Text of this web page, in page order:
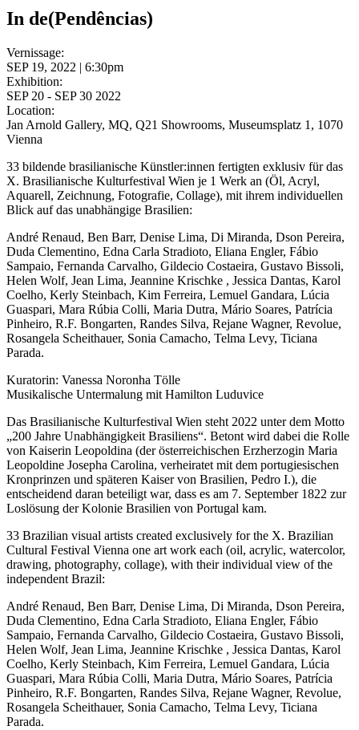
In de(Pendências)
Vernissage:
SEP 19, 2022 | 6:30pm
Exhibition:
SEP 20 - SEP 30 2022
Location:
Jan Arnold Gallery, MQ, Q21 Showrooms, Museumsplatz 1, 1070
Vienna
33 bildende brasilianische Künstler:innen fertigten exklusiv für das
X. Brasilianische Kulturfestival Wien je 1 Werk an (Öl, Acryl,
Aquarell, Zeichnung, Fotografie, Collage), mit ihrem individuellen
Blick auf das unabhängige Brasilien:
André Renaud, Ben Barr, Denise Lima, Di Miranda, Dson Pereira,
Duda Clementino, Edna Carla Stradioto, Eliana Engler, Fábio
Sampaio, Fernanda Carvalho, Gildecio Costaeira, Gustavo Bissoli,
Helen Wolf, Jean Lima, Jeannine Krischke , Jessica Dantas, Karol
Coelho, Kerly Steinbach, Kim Ferreira, Lemuel Gandara, Lúcia
Guaspari, Mara Rúbia Colli, Maria Dutra, Mário Soares, Patrícia
Pinheiro, R.F. Bongarten, Randes Silva, Rejane Wagner, Revolue,
Rosangela Scheithauer, Sonia Camacho, Telma Levy, Ticiana
Parada.
Kuratorin: Vanessa Noronha Tölle
Musikalische Untermalung mit Hamilton Luduvice
Das Brasilianische Kulturfestival Wien steht 2022 unter dem Motto
„200 Jahre Unabhängigkeit Brasiliens“. Betont wird dabei die Rolle
von Kaiserin Leopoldina (der österreichischen Erzherzogin Maria
Leopoldine Josepha Carolina, verheiratet mit dem portugiesischen
Kronprinzen und späteren Kaiser von Brasilien, Pedro I.), die
entscheidend daran beteiligt war, dass es am 7. September 1822 zur
Loslösung der Kolonie Brasilien von Portugal kam.
33 Brazilian visual artists created exclusively for the X. Brazilian
Cultural Festival Vienna one art work each (oil, acrylic, watercolor,
drawing, photography, collage), with their individual view of the
independent Brazil:
André Renaud, Ben Barr, Denise Lima, Di Miranda, Dson Pereira,
Duda Clementino, Edna Carla Stradioto, Eliana Engler, Fábio
Sampaio, Fernanda Carvalho, Gildecio Costaeira, Gustavo Bissoli,
Helen Wolf, Jean Lima, Jeannine Krischke , Jessica Dantas, Karol
Coelho, Kerly Steinbach, Kim Ferreira, Lemuel Gandara, Lúcia
Guaspari, Mara Rúbia Colli, Maria Dutra, Mário Soares, Patrícia
Pinheiro, R.F. Bongarten, Randes Silva, Rejane Wagner, Revolue,
Rosangela Scheithauer, Sonia Camacho, Telma Levy, Ticiana
Parada.